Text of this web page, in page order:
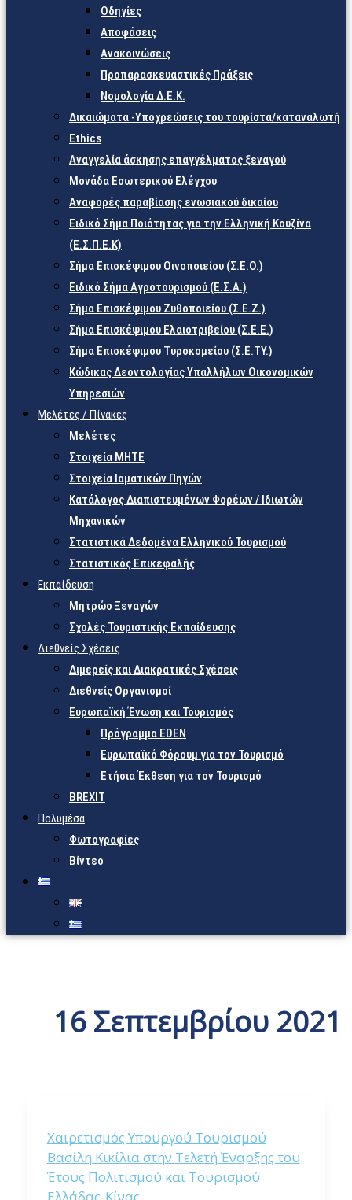
Οδηγίες
Αποφάσεις
Ανακοινώσεις
Προπαρασκευαστικές Πράξεις
Νομολογία Δ.Ε.Κ.
Δικαιώματα -Υποχρεώσεις του τουρίστα/καταναλωτή
Ethics
Αναγγελία άσκησης επαγγέλματος ξεναγού
Μονάδα Εσωτερικού Ελέγχου
Αναφορές παραβίασης ενωσιακού δικαίου
Ειδικό Σήμα Ποιότητας για την Ελληνική Κουζίνα
(Ε.Σ.Π.Ε.Κ)
Σήμα Επισκέψιμου Οινοποιείου (Σ.Ε.Ο.)
Ειδικό Σήμα Αγροτουρισμού (Ε.Σ.Α.)
Σήμα Επισκέψιμου Ζυθοποιείου (Σ.Ε.Ζ.)
Σήμα Επισκέψιμου Ελαιοτριβείου (Σ.Ε.Ε.)
Σήμα Επισκέψιμου Τυροκομείου (Σ.Ε.TY.)
Κώδικας Δεοντολογίας Υπαλλήλων Οικονομικών
Υπηρεσιών
Μελέτες / Πίνακες
Μελέτες
Στοιχεία ΜΗΤΕ
Στοιχεία Ιαματικών Πηγών
Κατάλογος Διαπιστευμένων Φορέων / Ιδιωτών
Μηχανικών
Στατιστικά Δεδομένα Ελληνικού Τουρισμού
Στατιστικός Επικεφαλής
Εκπαίδευση
Μητρώο Ξεναγών
Σχολές Τουριστικής Εκπαίδευσης
Διεθνείς Σχέσεις
Διμερείς και Διακρατικές Σχέσεις
Διεθνείς Οργανισμοί
Ευρωπαϊκή Ένωση και Τουρισμός
Πρόγραμμα EDEN
Ευρωπαϊκό Φόρουμ για τον Τουρισμό
Ετήσια Έκθεση για τον Τουρισμό
BREXIT
Πολυμέσα
Φωτογραφίες
Βίντεο
16 Σεπτεμβρίου 2021
Χαιρετισμός Υπουργού Τουρισμού
Βασίλη Κικίλια στην Τελετή Έναρξης του
Έτους Πολιτισμού και Τουρισμού